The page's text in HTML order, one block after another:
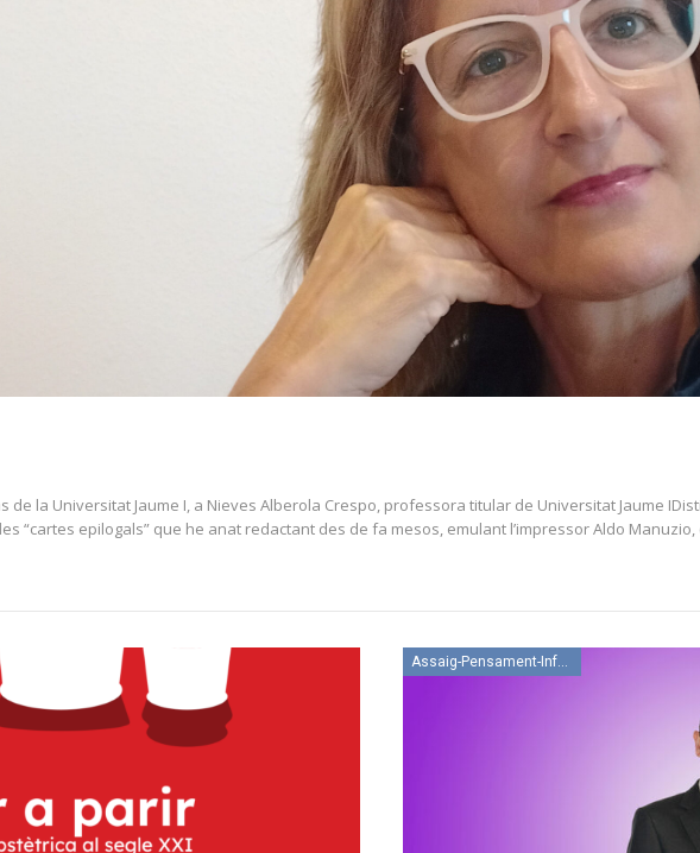
de la Universitat Jaume I, a Nieves Alberola Crespo, professora titular de Universitat Jaume
“cartes epilogals” que he anat redactant des de fa mesos, emulant l’impressor Aldo
Assaig-Pensament-Informació